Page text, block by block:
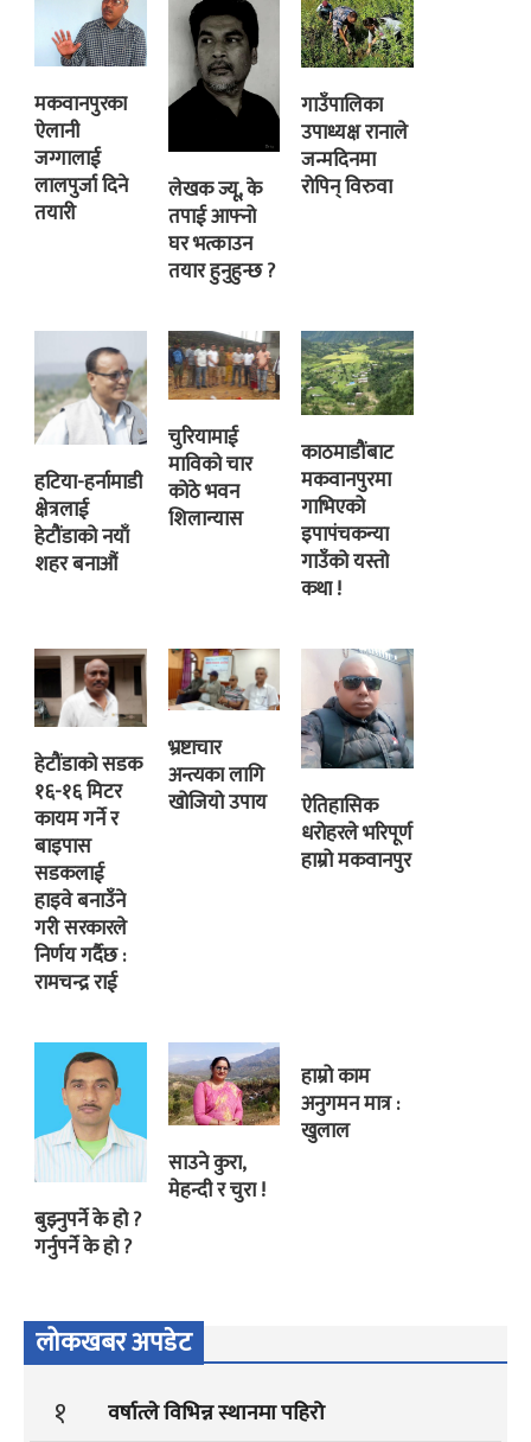
मकवानपुरका
ऐलानी
जग्गालाई
लालपुर्जा दिने
तयारी
लेखक ज्यू, के
तपाई आफ्नो
घर भत्काउन
तयार हुनुहुन्छ ?
गाउँपालिका
उपाध्यक्ष रानाले
जन्मदिनमा
रोपिन् विरुवा
हटिया-हर्नामाडी
क्षेत्रलाई
हेटौंडाको नयाँ
शहर बनाऔं
चुरियामाई
माविको चार
कोठे भवन
शिलान्यास
काठमाडौंबाट
मकवानपुरमा
गाभिएको
इपापंचकन्या
गाउँको यस्तो
कथा !
हेटौंडाको सडक
१६-१६ मिटर
कायम गर्ने र
बाइपास
सडकलाई
हाइवे बनाउँने
गरी सरकारले
निर्णय गर्दैछ :
रामचन्द्र राई
भ्रष्टाचार
अन्त्यका लागि
खोजियो उपाय
ऐतिहासिक
धरोहरले भरिपूर्ण
हाम्रो मकवानपुर
बुझ्नुपर्ने के हो ?
गर्नुपर्ने के हो ?
साउने कुरा,
मेहन्दी र चुरा !
हाम्रो काम
अनुगमन मात्र :
खुलाल
लोकखबर अपडेट
१ वर्षात्ले विभिन्न स्थानमा पहिरो